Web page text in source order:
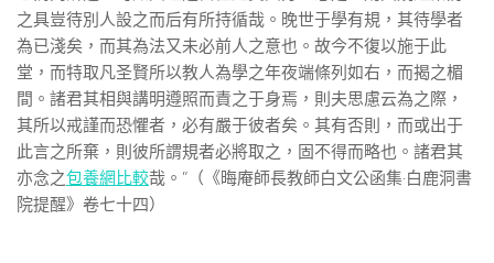
之具豈待別人設之而后有所持循哉。晚世于學有規，其待學者
為已淺矣，而其為法又未必前人之意也。故今不復以施于此
堂，而特取凡圣賢所以教人為學之年夜端條列如右，而揭之楣
間。諸君其相與講明遵照而責之于身焉，則夫思慮云為之際，
其所以戒謹而恐懼者，必有嚴于彼者矣。其有否則，而或出于
此言之所棄，則彼所謂規者必將取之，固不得而略也。諸君其
亦念之包養網比較哉。”（《晦庵師長教師白文公函集·白鹿洞書
院提醒》卷七十四）